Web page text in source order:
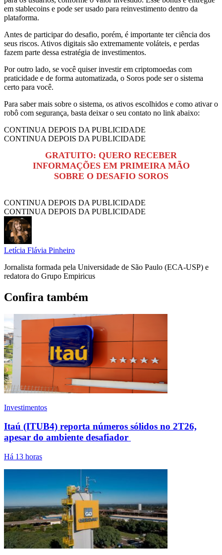
em stablecoins e pode ser usado para reinvestimento dentro da
plataforma.
Antes de participar do desafio, porém, é importante ter ciência dos
seus riscos. Ativos digitais são extremamente voláteis, e perdas
fazem parte dessa estratégia de investimentos.
Por outro lado, se você quiser investir em criptomoedas com
praticidade e de forma automatizada, o Soros pode ser o sistema
certo para você.
Para saber mais sobre o sistema, os ativos escolhidos e como ativar o
robô com segurança, basta deixar o seu contato no link abaixo:
CONTINUA DEPOIS DA PUBLICIDADE
CONTINUA DEPOIS DA PUBLICIDADE
GRATUITO: QUERO RECEBER
INFORMAÇÕES EM PRIMEIRA MÃO
SOBRE O DESAFIO SOROS
CONTINUA DEPOIS DA PUBLICIDADE
CONTINUA DEPOIS DA PUBLICIDADE
Letícia Flávia Pinheiro
Jornalista formada pela Universidade de São Paulo (ECA-USP) e
redatora do Grupo Empiricus
Confira também
Investimentos
Itaú (ITUB4) reporta números sólidos no 2T26,
apesar do ambiente desafiador
Há 13 horas